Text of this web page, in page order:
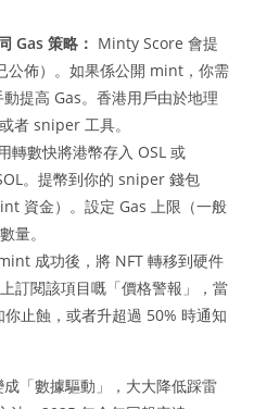
Gas 策略： Minty Score 會提
公佈）。如果係公開 mint，你需
提高 Gas。香港用戶由於地理
者 sniper 工具。
用轉數快將港幣存入 OSL 或
。提幣到你的 sniper 錢包
資金）。設定 Gas 上限（一般
量。
成功後，將 NFT 轉移到硬件
訂閱該項目嘅「價格警報」，當
止蝕，或者升超過 50% 時通知
「數據驅動」，大大降低踩雷